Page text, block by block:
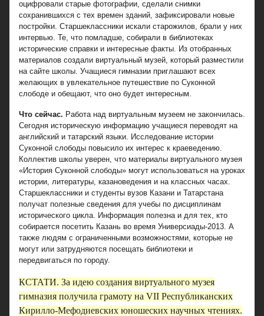
оцифровали старые фотографии, сделали снимки
сохранившихся с тех времен зданий, зафиксировали новые
постройки. Старшеклассники искали старожилов, брали у них
интервью. Те, что помладше, собирали в библиотеках
исторические справки и интересные факты. Из отобранных
материалов создали виртуальный музей, который разместили
на сайте школы. Учащиеся гимназии приглашают всех
желающих в увлекательное путешествие по Суконной
слободе и обещают, что оно будет интересным.
Что сейчас. Работа над виртуальным музеем не закончилась.
Сегодня историческую информацию учащиеся переводят на
английский и татарский языки. Исследование истории
Суконной слободы повысило их интерес к краеведению.
Коллектив школы уверен, что материалы виртуального музея
«История Суконной слободы» могут использоваться на уроках
истории, литературы, казановедения и на классных часах.
Старшеклассники и студенты вузов Казани и Татарстана
получат полезные сведения для учебы по дисциплинам
исторического цикла. Информация полезна и для тех, кто
собирается посетить Казань во время Универсиады-2013. А
также людям с ограниченными возможностями, которые не
могут или затрудняются посещать библиотеки и
передвигаться по городу.
КСТАТИ. За идею создания виртуального музея
гимназия получила грамоту на VII Республиканских
Кирилло-Мефодиевских юношеских научных чтениях.